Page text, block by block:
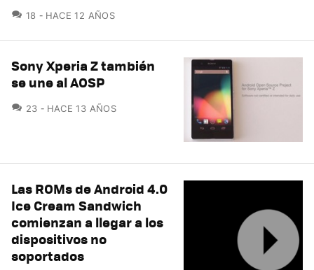
18 COMENTARIOS
HACE 12 AÑOS
Sony Xperia Z también
se une al AOSP
23 COMENTARIOS
HACE 13 AÑOS
Las ROMs de Android 4.0
Ice Cream Sandwich
comienzan a llegar a los
dispositivos no
soportados